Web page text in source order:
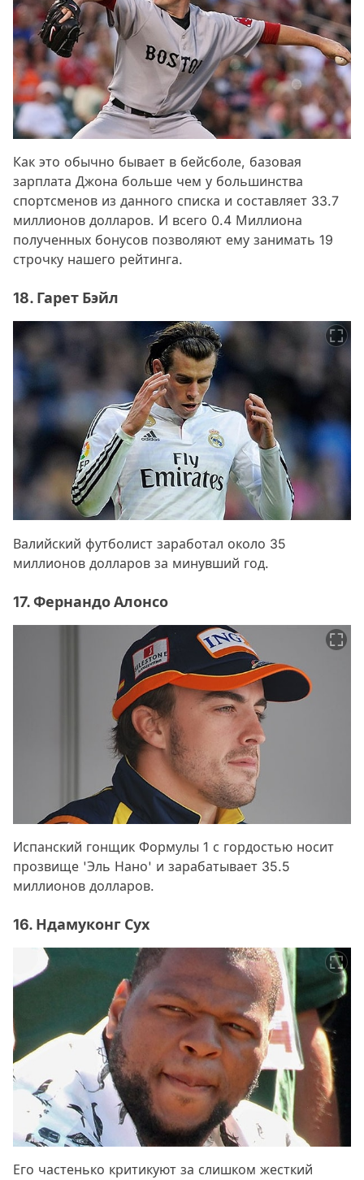
Как это обычно бывает в бейсболе, базовая
зарплата Джона больше чем у большинства
спортсменов из данного списка и составляет 33.7
миллионов долларов. И всего 0.4 Миллиона
полученных бонусов позволяют ему занимать 19
строчку нашего рейтинга.
18. Гарет Бэйл
Валийский футболист заработал около 35
миллионов долларов за минувший год.
17. Фернандо Алонсо
Испанский гонщик Формулы 1 с гордостью носит
прозвище 'Эль Нано' и зарабатывает 35.5
миллионов долларов.
16. Ндамуконг Сух
Его частенько критикуют за слишком жесткий